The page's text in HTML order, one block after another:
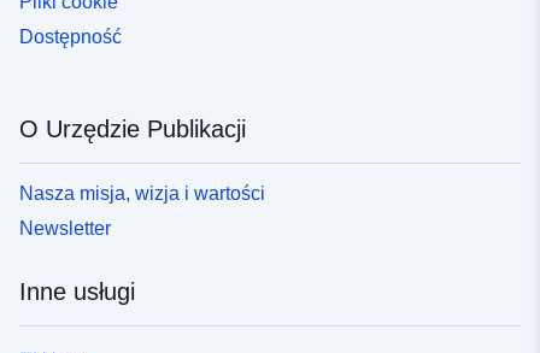
Dostępność
O Urzędzie Publikacji
Nasza misja, wizja i wartości
Newsletter
Inne usługi